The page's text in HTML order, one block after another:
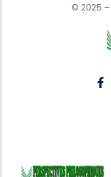
© 2025 –